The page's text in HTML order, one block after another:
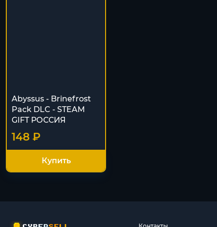
Abyssus - Brinefrost
Pack DLC - STEAM
GIFT РОССИЯ
148 ₽
Купить